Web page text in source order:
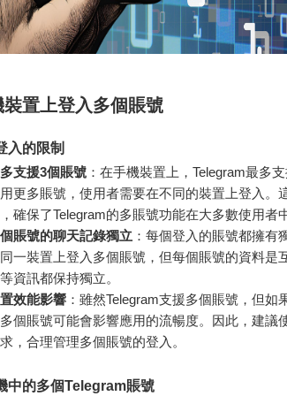
裝置上登入多個賬號
入的限制
支援3個賬號 ：在手機裝置上，Telegram最多
更多賬號，使用者需要在不同的裝置上登入。
確保了Telegram的多賬號功能在大多數使用者
賬號的聊天記錄獨立 ：每個登入的賬號都擁有
一裝置上登入多個賬號，但每個賬號的資料是
資訊都保持獨立。
效能影響 ：雖然Telegram支援多個賬號，但
多個賬號可能會影響應用的流暢度。因此，建議
，合理管理多個賬號的登入。
中的多個Telegram賬號